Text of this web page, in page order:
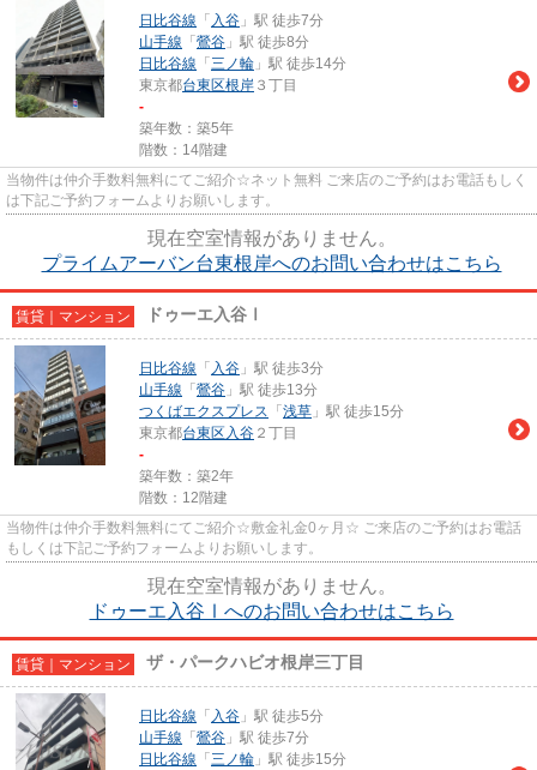
日比谷線 「 入谷 」駅 徒歩7分
山手線 「 鶯谷 」駅 徒歩8分
日比谷線 「 三ノ輪 」駅 徒歩14分
東京都台東区根岸 ３丁目
-
築年数：築5年
階数：14階建
当物件は仲介手数料無料にてご紹介☆ネット無料 ご来店のご予約はお電話もしく
は下記ご予約フォームよりお願いします。
現在空室情報がありません。
プライムアーバン台東根岸へのお問い合わせはこちら
賃貸｜マンション ドゥーエ入谷Ⅰ
日比谷線 「 入谷 」駅 徒歩3分
山手線 「 鶯谷 」駅 徒歩13分
つくばエクスプレス 「 浅草 」駅 徒歩15分
東京都台東区 入谷 ２丁目
-
築年数：築2年
階数：12階建
当物件は仲介手数料無料にてご紹介☆敷金礼金0ヶ月☆ ご来店のご予約はお電話
もしくは下記ご予約フォームよりお願いします。
現在空室情報がありません。
ドゥーエ入谷Ⅰへのお問い合わせはこちら
賃貸｜マンション ザ・パークハビオ根岸三丁目
日比谷線 「 入谷 」駅 徒歩5分
山手線 「 鶯谷 」駅 徒歩7分
日比谷線 「 三ノ輪 」駅 徒歩15分